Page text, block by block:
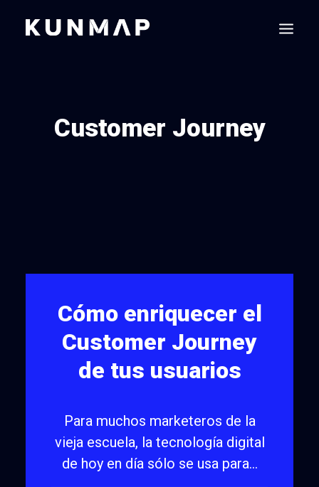
Customer Journey
Cómo enriquecer el
Customer Journey
de tus usuarios
Para muchos marketeros de la
vieja escuela, la tecnología digital
de hoy en día sólo se usa para…